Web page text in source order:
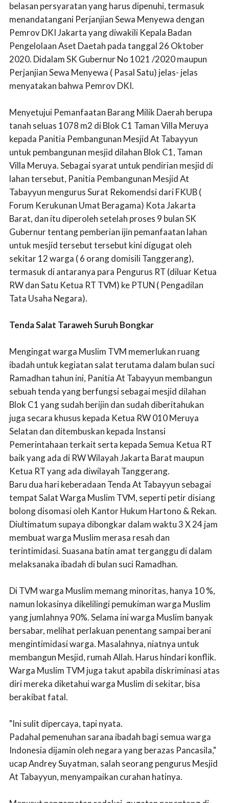
belasan persyaratan yang harus dipenuhi, termasuk
menandatangani Perjanjian Sewa Menyewa dengan
Pemrov DKI Jakarta yang diwakili Kepala Badan
Pengelolaan Aset Daetah pada tanggal 26 Oktober
2020. Didalam SK Gubernur No 1021 /2020 maupun
Perjanjian Sewa Menyewa ( Pasal Satu) jelas- jelas
menyatakan bahwa Pemrov DKI.
Menyetujui Pemanfaatan Barang Milik Daerah berupa
tanah seluas 1078 m2 di Blok C1 Taman Villa Meruya
kepada Panitia Pembangunan Mesjid At Tabayyun
untuk pembangunan mesjid dilahan Blok C1, Taman
Villa Meruya. Sebagai syarat untuk pendirian mesjid di
lahan tersebut, Panitia Pembangunan Mesjid At
Tabayyun mengurus Surat Rekomendsi dari FKUB (
Forum Kerukunan Umat Beragama) Kota Jakarta
Barat, dan itu diperoleh setelah proses 9 bulan SK
Gubernur tentang pemberian ijin pemanfaatan lahan
untuk mesjid tersebut tersebut kini digugat oleh
sekitar 12 warga ( 6 orang domisili Tanggerang),
termasuk di antaranya para Pengurus RT (diluar Ketua
RW dan Satu Ketua RT TVM) ke PTUN ( Pengadilan
Tata Usaha Negara).
Tenda Salat Taraweh Suruh Bongkar
Mengingat warga Muslim TVM memerlukan ruang
ibadah untuk kegiatan salat terutama dalam bulan suci
Ramadhan tahun ini, Panitia At Tabayyun membangun
sebuah tenda yang berfungsi sebagai mesjid dilahan
Blok C1 yang sudah berijin dan sudah diberitahukan
juga secara khusus kepada Ketua RW 010 Meruya
Selatan dan ditembuskan kepada Instansi
Pemerintahaan terkait serta kepada Semua Ketua RT
baik yang ada di RW Wilayah Jakarta Barat maupun
Ketua RT yang ada diwilayah Tanggerang.
Baru dua hari keberadaan Tenda At Tabayyun sebagai
tempat Salat Warga Muslim TVM, seperti petir disiang
bolong disomasi oleh Kantor Hukum Hartono & Rekan.
Diultimatum supaya dibongkar dalam waktu 3 X 24 jam
membuat warga Muslim merasa resah dan
terintimidasi. Suasana batin amat terganggu di dalam
melaksanaka ibadah di bulan suci Ramadhan.
Di TVM warga Muslim memang minoritas, hanya 10 %,
namun lokasinya dikelilingi pemukiman warga Muslim
yang jumlahnya 90%. Selama ini warga Muslim banyak
bersabar, melihat perlakuan penentang sampai berani
mengintimidasi warga. Masalahnya, niatnya untuk
membangun Mesjid, rumah Allah. Harus hindari konflik.
Warga Muslim TVM juga takut apabila diskriminasi atas
diri mereka diketahui warga Muslim di sekitar, bisa
berakibat fatal.
"Ini sulit dipercaya, tapi nyata.
Padahal pemenuhan sarana ibadah bagi semua warga
Indonesia dijamin oleh negara yang berazas Pancasila,"
ucap Andrey Suyatman, salah seorang pengurus Mesjid
At Tabayyun, menyampaikan curahan hatinya.